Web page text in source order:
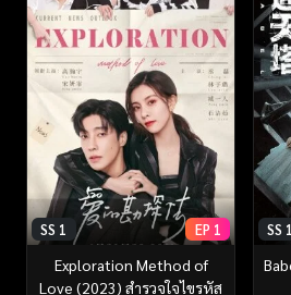
SS 1 EP 1
Exploration Method of
Love (2023) สำรวจใจไขรหัส
SS 1